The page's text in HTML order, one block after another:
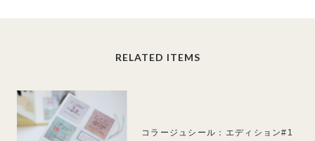
RELATED ITEMS
コラージュシール：エディション#1